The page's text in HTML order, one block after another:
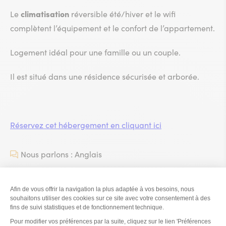
Leclimatisation réversible été/hiver et le wifi
complètent l’équipement et le confort de l’appartement.
Logement idéal pour une famille ou un couple.
Il est situé dans une résidence sécurisée et arborée.
Réservez cet hébergement en cliquant ici
Nous parlons : Anglais
Capacité
Ouverture